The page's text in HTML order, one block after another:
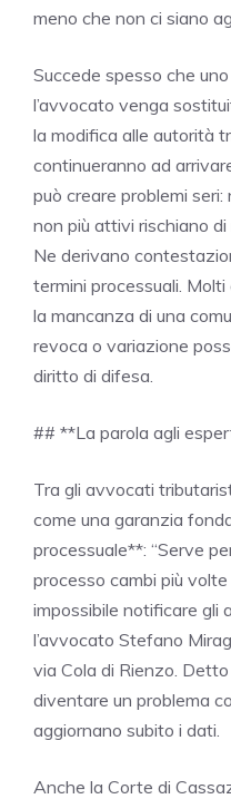
meno che non ci siano
Succede spesso che
l’avvocato venga
la modifica alle autorità
continueranno ad
può creare problemi
non più attivi rischiano
Ne derivano
termini processuali.
la mancanza di una
revoca o variazione
diritto di difesa.
## **La parola agli
Tra gli avvocati
come una garanzia
processuale**: “Serve
processo cambi più
impossibile notificare gli
l’avvocato Stefano
via Cola di Rienzo.
diventare un problema
aggiornano subito i dati.
Anche la Corte di